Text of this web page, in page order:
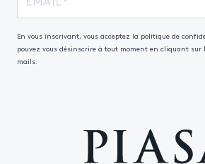
En vous inscrivant, vous acceptez la politique de
pouvez vous désinscrire à tout moment en cliquant
mails.